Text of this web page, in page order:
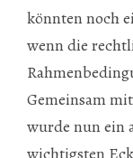
könnten noch
wenn die
Gemeinsam
wurde nun ein
wichtigsten